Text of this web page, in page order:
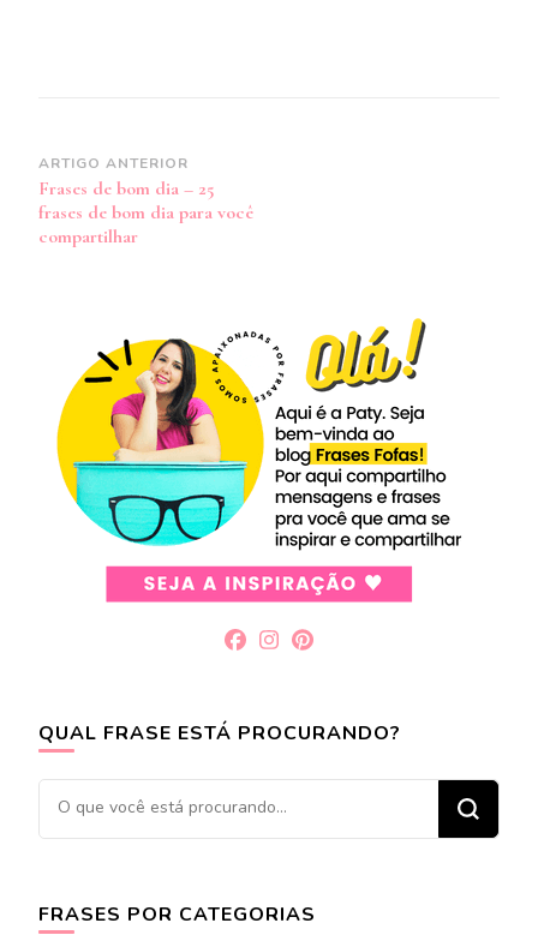
Navegação
de
post
ARTIGO ANTERIOR
Frases de bom dia – 25
frases de bom dia para você
compartilhar
QUAL FRASE ESTÁ PROCURANDO?
Procurando
algo?
FRASES POR CATEGORIAS